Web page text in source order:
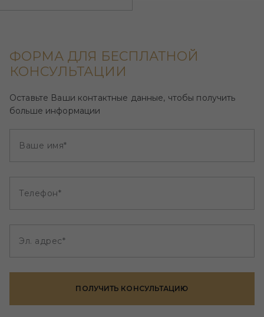
ФОРМА ДЛЯ БЕСПЛАТНОЙ
КОНСУЛЬТАЦИИ
Оставьте Ваши контактные данные, чтобы получить
больше информации
Ваше имя*
Телефон*
Эл. адрес*
ПОЛУЧИТЬ КОНСУЛЬТАЦИЮ